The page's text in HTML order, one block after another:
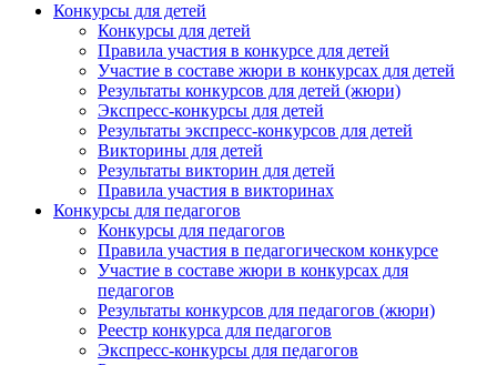
Конкурсы для детей
Конкурсы для детей
Правила участия в конкурсе для детей
Участие в составе жюри в конкурсах для детей
Результаты конкурсов для детей (жюри)
Экспресс-конкурсы для детей
Результаты экспресс-конкурсов для детей
Викторины для детей
Результаты викторин для детей
Правила участия в викторинах
Конкурсы для педагогов
Конкурсы для педагогов
Правила участия в педагогическом конкурсе
Участие в составе жюри в конкурсах для
педагогов
Результаты конкурсов для педагогов (жюри)
Реестр конкурса для педагогов
Экспресс-конкурсы для педагогов